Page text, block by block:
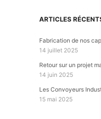
ARTICLES
Fabrication de nos
14 juillet 2025
Retour sur un projet
14 juin 2025
Les Convoyeurs
15 mai 2025